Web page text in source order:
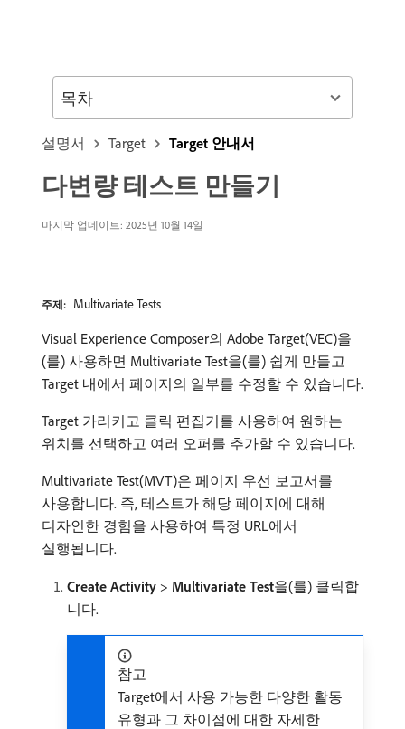
설명서 Target Target 안내서
다변량 테스트 만들기
마지막 업데이트: 2025년 10월 14일
주제: Multivariate Tests
Visual Experience Composer의 Adobe Target​(VEC)을
(를) 사용하면 Multivariate Test을(를) 쉽게 만들고
Target 내에서 페이지의 일부를 수정할 수 있습니다.
Target 가리키고 클릭 편집기를 사용하여 원하는
위치를 선택하고 여러 오퍼를 추가할 수 있습니다.
Multivariate Test​(MVT)은 페이지 우선 보고서를
사용합니다. 즉, 테스트가 해당 페이지에 대해
디자인한 경험을 사용하여 특정 URL에서
실행됩니다.
Create Activity > Multivariate Test​을(를) 클릭합
니다.
참고
Target에서 사용 가능한 다양한 활동
유형과 그 차이점에 대한 자세한
목차